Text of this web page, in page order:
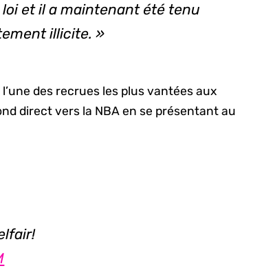
et il a maintenant été tenu
illicite. »
des recrues les plus vantées aux
direct vers la NBA en se présentant au